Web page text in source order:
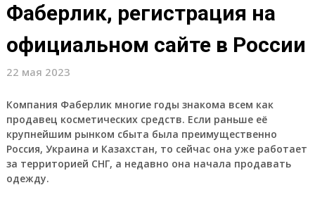
Фаберлик, регистрация на
официальном сайте в России
22 мая 2023
Компания Фаберлик многие годы знакома всем как
продавец косметических средств. Если раньше её
крупнейшим рынком сбыта была преимущественно
Россия, Украина и Казахстан, то сейчас она уже работает
за территорией СНГ, а недавно она начала продавать
одежду.